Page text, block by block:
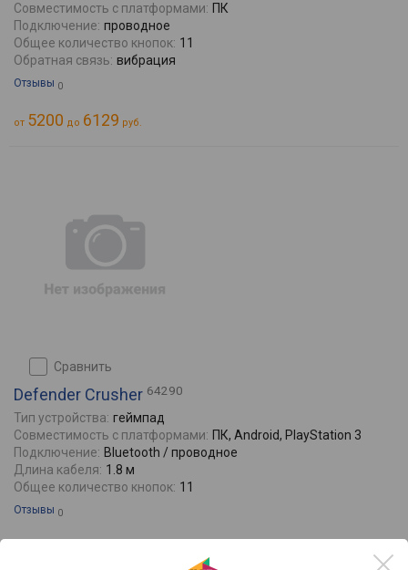
Совместимость с платформами: ПК
Подключение: проводное
Общее количество кнопок: 11
Обратная связь: вибрация
Отзывы 0
от 5200 до 6129 руб.
сравнить
Defender Crusher 64290
Тип устройства: геймпад
Совместимость с платформами: ПК, Android, PlayStation 3
Подключение: Bluetooth / проводное
Длина кабеля: 1.8 м
Общее количество кнопок: 11
Отзывы 0